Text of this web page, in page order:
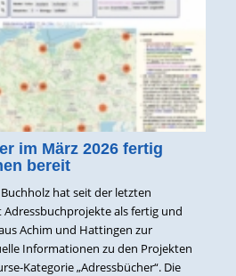
im März 2026 fertig
bereit
hat seit der letzten
als fertig und
Achim und Hattingen zur
Informationen zu den Projekten
Kategorie „Adressbücher“. Die